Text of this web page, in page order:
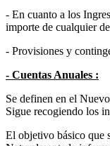
- En cuanto a los
importe de cualquier
- Provisiones y
- Cuentas Anuales :
Se definen en el
Sigue recogiendo los
El objetivo básico que